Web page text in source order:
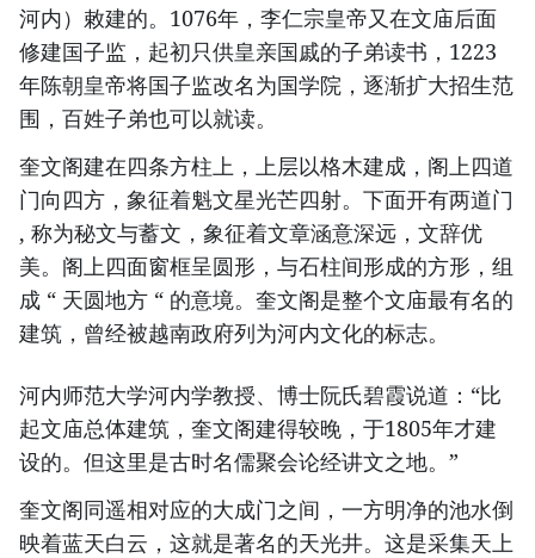
河内）敕建的。1076年，李仁宗皇帝又在文庙后面
修建国子监，起初只供皇亲国戚的子弟读书，1223
年陈朝皇帝将国子监改名为国学院，逐渐扩大招生范
围，百姓子弟也可以就读。
奎文阁建在四条方柱上，上层以格木建成，阁上四道
门向四方，象征着魁文星光芒四射。下面开有两道门
, 称为秘文与蓄文，象征着文章涵意深远，文辞优
美。阁上四面窗框呈圆形，与石柱间形成的方形，组
成 “ 天圆地方 “ 的意境。奎文阁是整个文庙最有名的
建筑，曾经被越南政府列为河内文化的标志。
河内师范大学河内学教授、博士阮氏碧霞说道：“比
起文庙总体建筑，奎文阁建得较晚，于1805年才建
设的。但这里是古时名儒聚会论经讲文之地。”
奎文阁同遥相对应的大成门之间，一方明净的池水倒
映着蓝天白云，这就是著名的天光井。这是采集天上